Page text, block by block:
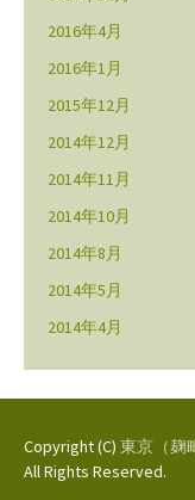
2016年4月
2016年1月
2015年12月
2014年12月
2014年11月
2014年10月
2014年8月
2014年5月
2014年4月
Copyright (C) 東京（麹
All Rights Reserved.